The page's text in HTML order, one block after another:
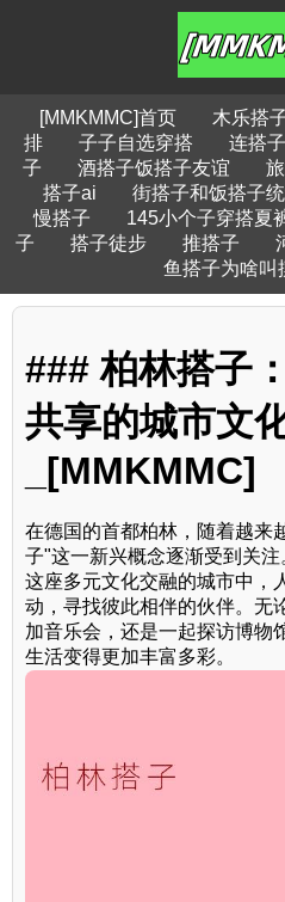
[MMKMMC]首页 木乐搭
排
子子自选穿搭 连搭子
子
酒搭子饭搭子友谊
搭子ai
街搭子和饭搭子
慢搭子
145小个子穿搭夏
子
搭子徒步 推搭子
鱼搭子为啥叫
### 柏林搭子
共享的城市文
_[MMKMMC]
在德国的首都柏林，随着越来
子"这一新兴概念逐渐受到关注
这座多元文化交融的城市中，
动，寻找彼此相伴的伙伴。无
加音乐会，还是一起探访博物
生活变得更加丰富多彩。